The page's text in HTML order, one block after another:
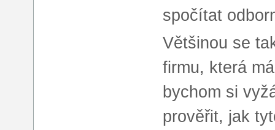
spočítat
Většinou se
firmu, která
bychom si
prověřit, jak